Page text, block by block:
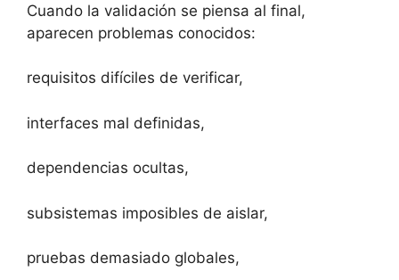
Cuando la validación se piensa al final,
aparecen problemas conocidos:
requisitos difíciles de verificar,
interfaces mal definidas,
dependencias ocultas,
subsistemas imposibles de aislar,
pruebas demasiado globales,